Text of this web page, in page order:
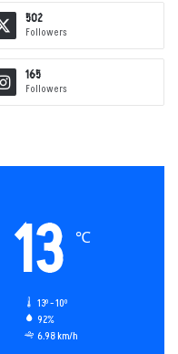
502
Followers
165
Followers
13 ℃
13º - 10º
92%
6.98 km/h